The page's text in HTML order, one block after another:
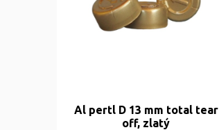
Al pertl D 13 mm total tear
off, zlatý